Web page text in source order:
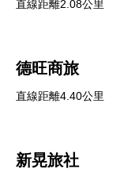
直線距離2.08公里
德旺商旅
直線距離4.40公里
新晃旅社